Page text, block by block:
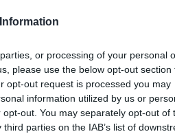
or processing of your personal
please use the below opt-out section
opt-out request is processed you may
information utilized by us or
out. You may separately opt-out of
parties on the IAB’s list of
,Szolnok,tiszaligeti
A
Sok